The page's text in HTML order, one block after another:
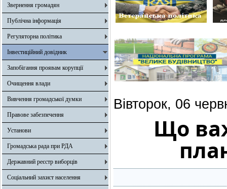
Звернення громадян
Публічна інформація
Регуляторна політика
Інвестиційний довідник
Запобігання проявам корупції
Очищення влади
Вивчення громадської думки
Правове забезпечення
Установи
Громадська рада при РДА
Державний реєстр виборців
Соціальний захист населення
Вівторок, 06
Що